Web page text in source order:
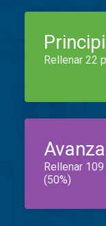
Rellenar 22
Rellenar
(50%)